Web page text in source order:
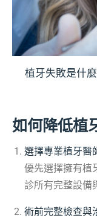
植牙失敗是什
如何降低植
選擇專業植牙醫
優先選擇擁有植
診所有完整設備
術前完整檢查與